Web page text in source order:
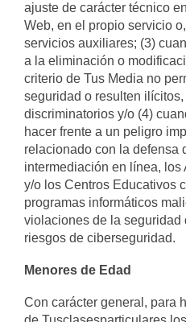
ajuste de carácter técnico
Web, en el propio servicio
servicios auxiliares; (3)
a la eliminación o
criterio de Tus Media no
seguridad o resulten
discriminatorios y/o (4)
hacer frente a un peligro
relacionado con la defensa
intermediación en línea,
y/o los Centros Educativos
programas informáticos
violaciones de la seguridad
riesgos de ciberseguridad.
Menores de Edad
Con carácter general, para